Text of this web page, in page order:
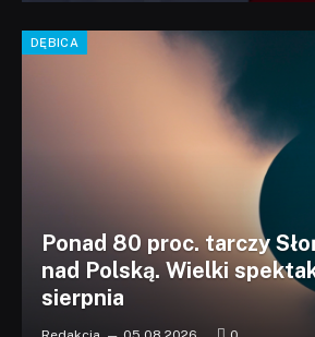
DĘBICA
Ponad 80 proc. tarczy
nad Polską. Wielki
sierpnia